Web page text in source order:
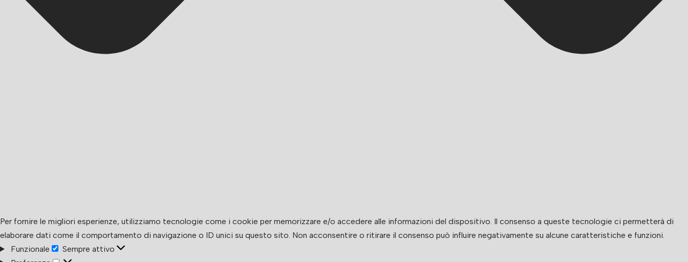
Per fornire le migliori esperienze, utilizziamo tecnologie come i cookie per memorizzare e/o accedere alle informazioni del dispositivo. Il consenso a queste tecnologie ci permetterà di
elaborare dati come il comportamento di navigazione o ID unici su questo sito. Non acconsentire o ritirare il consenso può influire negativamente su alcune caratteristiche e funzioni.
Funzionale
Sempre attivo